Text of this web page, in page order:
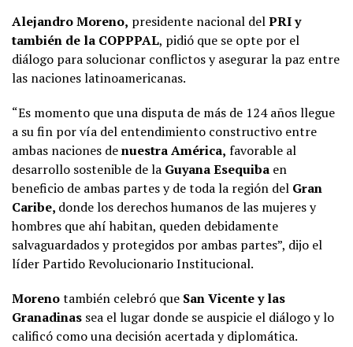
Alejandro Moreno, presidente nacional delPRI y
también de la COPPPAL, pidió que se opte por el
diálogo para solucionar conflictos y asegurar la paz entre
las naciones latinoamericanas.
“Es momento que una disputa de más de 124 años llegue
a su fin por vía del entendimiento constructivo entre
ambas naciones denuestra América, favorable al
desarrollo sostenible de la Guyana Esequiba en
beneficio de ambas partes y de toda la región del Gran
Caribe, donde los derechos humanos de las mujeres y
hombres que ahí habitan, queden debidamente
salvaguardados y protegidos por ambas partes”, dijo el
líder Partido Revolucionario Institucional.
Morenotambién celebró que San Vicente y las
Granadinas sea el lugar donde se auspicie el diálogo y lo
calificó como una decisión acertada y diplomática.